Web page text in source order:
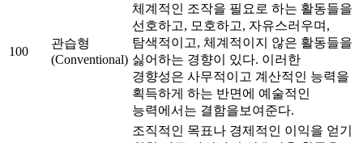
100
관습형
(Conventional)
체계적인 조작을 필요로 하는 활동들을
선호하고, 모호하고, 자유스러우며,
탐색적이고, 체계적이지 않은 활동들을
싫어하는 경향이 있다. 이러한
경향성은 사무적이고 계산적인 능력을
획득하게 하는 반면에 예술적인
능력에서는 결함을보여준다.
조직적인 목표나 경제적인 이익을 얻기